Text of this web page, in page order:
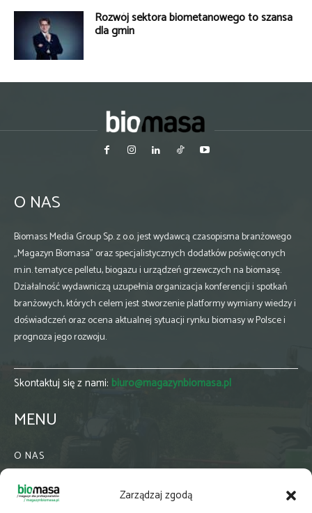
Zarządzaj zgodą
Rozwój sektora biometanowego to szansa
dla gmin
O NAS
Biomass Media Group Sp. z o.o. jest wydawcą czasopisma branżowego
„Magazyn Biomasa” oraz specjalistycznych dodatków poświęconych
m.in. tematyce pelletu, biogazu i urządzeń grzewczych na biomasę.
Działalność wydawniczą uzupełnia organizacja konferencji i spotkań
branżowych, których celem jest stworzenie platformy wymiany wiedzy i
doświadczeń oraz ocena aktualnej sytuacji rynku biomasy w Polsce i
prognoza jego rozwoju.
Skontaktuj się z nami: biuro@magazynbiomasa.pl
MENU
O NAS
WSPÓŁPRACA